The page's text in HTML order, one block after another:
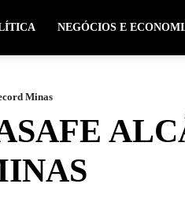
NEGÓCIOS E
Minas